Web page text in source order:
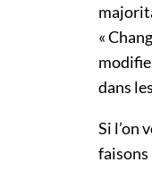
«
dans
Si l’on
faisons